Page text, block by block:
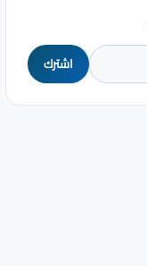
اشترك